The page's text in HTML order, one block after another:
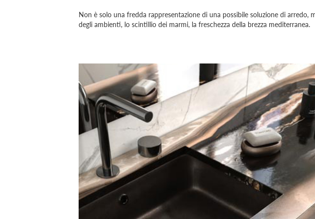
Non è solo una fredda rappresentazione di una possibile soluzione di arredo,
degli ambienti, lo scintillio dei marmi, la freschezza della brezza mediterranea.